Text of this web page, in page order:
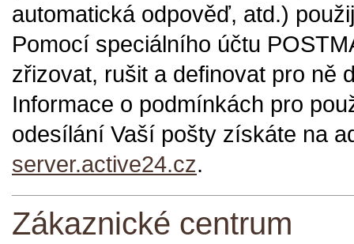
automatická odpověď, atd.)
Pomocí speciálního účtu
zřizovat, rušit a definovat pro ně
Informace o podmínkách pro
odesílání Vaší pošty získáte na
server.active24.cz.
Zákaznické centrum